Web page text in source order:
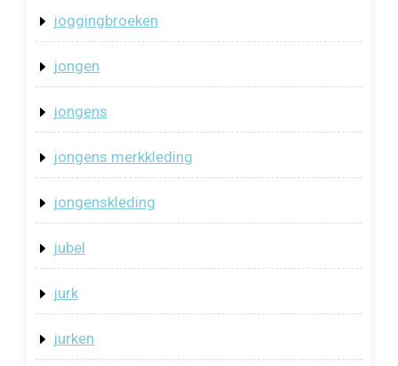
joggingbroeken
jongen
jongens
jongens merkkleding
jongenskleding
jubel
jurk
jurken